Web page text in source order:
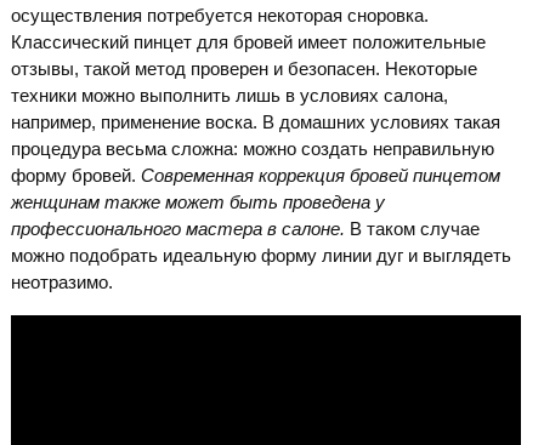
осуществления потребуется некоторая сноровка.
Классический пинцет для бровей имеет положительные
отзывы, такой метод проверен и безопасен. Некоторые
техники можно выполнить лишь в условиях салона,
например, применение воска. В домашних условиях такая
процедура весьма сложна: можно создать неправильную
форму бровей. Современная коррекция бровей пинцетом
женщинам также может быть проведена у
профессионального мастера в салоне. В таком случае
можно подобрать идеальную форму линии дуг и выглядеть
неотразимо.